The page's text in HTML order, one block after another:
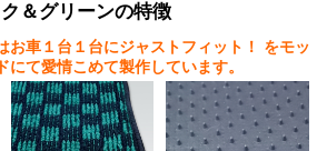
ク＆グリーンの特徴
お車１台１台にジャストフィット！
をモッ
にて愛情こめて製作しています。